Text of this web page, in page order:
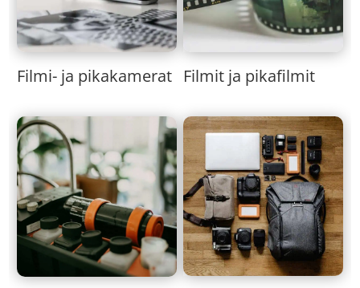
Filmi- ja pikakamerat Filmit ja pikafilmit